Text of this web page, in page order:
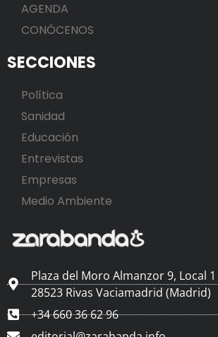
AGENDA
CONÓCENOS
SECCIONES
Política
Sanidad
Educación
Entrevistas
Empresas
Medio Ambiente
Plaza del Moro Almanzor 9, Local 1
28523 Rivas Vaciamadrid (Madrid)
+34 660 36 62 96